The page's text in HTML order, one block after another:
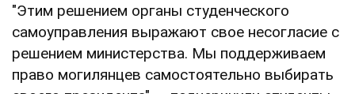
"Этим решением органы студенческого
самоуправления выражают свое несогласие с
решением министерства. Мы поддерживаем
право могилянцев самостоятельно выбирать